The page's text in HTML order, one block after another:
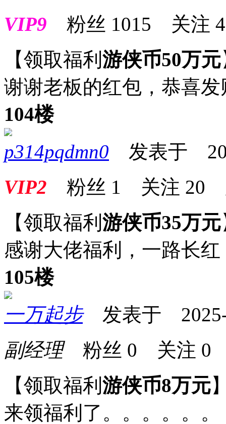
VIP9 粉丝 1015 关注
【领取福利 游侠币50万元
谢谢老板的红包，恭喜
104楼
p314pqdmn0 发表于
VIP2 粉丝 1 关注 20
【领取福利 游侠币35万元
感谢大佬福利，一路长红
105楼
一万起步发表于 2025-
副经理粉丝 0 关注 0
【领取福利 游侠币8万元
来领福利了。。。。。。